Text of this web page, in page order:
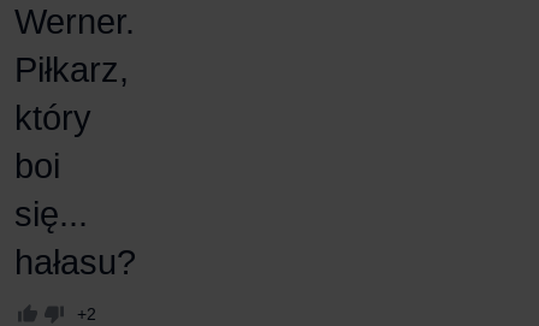
Werner.
Piłkarz,
który
boi
się...
hałasu?
+2